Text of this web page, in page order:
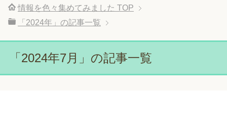
情報を色々集めてみました TOP
「2024年」の記事一覧
「2024年7月」の記事一覧